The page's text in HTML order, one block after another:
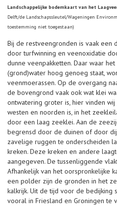
Landschappelijke bodemkaart van het
Delft/de Landschapssleutel/Wageningen
toestemming niet toegestaan)
Bij de restveengronden is vaak een
door turfwinning en veenoxidatie
dunne veenpakketten. Daar waar
(grond)water hoog genoeg staat,
veenmoerassen. Op de overgang
de bovengrond vaak ook wat klei
ontwatering groter is, hier vinden
westen en noorden is, in het
door een laag zeeklei. Aan de
begrensd door de duinen of door
zavelige ruggen te onderscheiden
kreken. Deze kreken en andere
aangegeven. De tussenliggende
Afhankelijk van het oorspronkelijke
een polder zijn de gronden in het
kalkrijk. Uit de tijd voor de bedijking
vooral in Friesland en Groningen te